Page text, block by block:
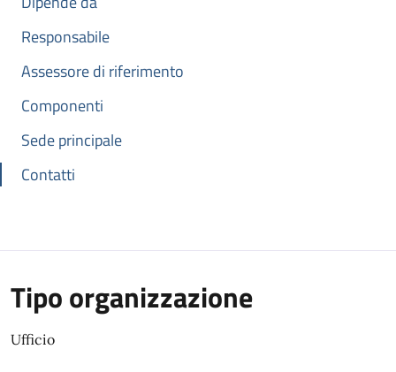
Responsabile
Assessore di riferimento
Componenti
Sede principale
Contatti
Tipo organizzazione
Ufficio